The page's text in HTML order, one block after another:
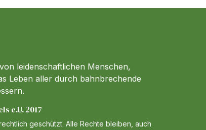
leidenschaftlichen Menschen,
Leben aller durch bahnbrechende
e.U. 2017
geschützt. Alle Rechte bleiben, auch